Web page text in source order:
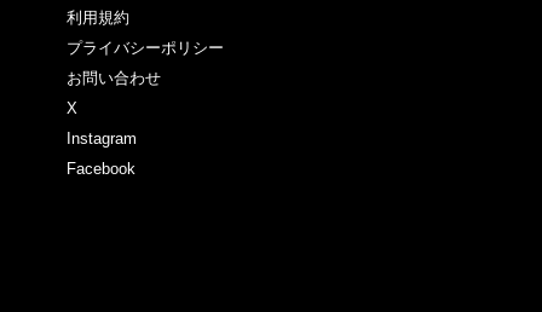
利用規約
プライバシーポリシー
お問い合わせ
X
Instagram
Facebook